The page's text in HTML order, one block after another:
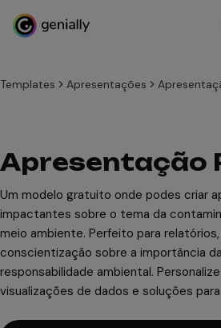
Templates Apresentações
Apresentação
Um modelo gratuito onde podes criar
impactantes sobre o tema da
meio ambiente. Perfeito para
conscientização sobre a importância
responsabilidade ambiental.
visualizações de dados e soluções